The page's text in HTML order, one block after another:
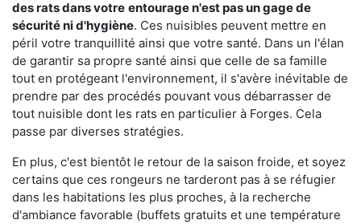
des rats dans votre entourage n'est pas un gage de
sécurité ni d'hygiène. Ces nuisibles peuvent mettre en
péril votre tranquillité ainsi que votre santé. Dans un l'élan
de garantir sa propre santé ainsi que celle de sa famille
tout en protégeant l'environnement, il s'avère inévitable de
prendre par des procédés pouvant vous débarrasser de
tout nuisible dont les rats en particulier à Forges. Cela
passe par diverses stratégies.
En plus, c'est bientôt le retour de la saison froide, et soyez
certains que ces rongeurs ne tarderont pas à se réfugier
dans les habitations les plus proches, à la recherche
d'ambiance favorable (buffets gratuits et une température